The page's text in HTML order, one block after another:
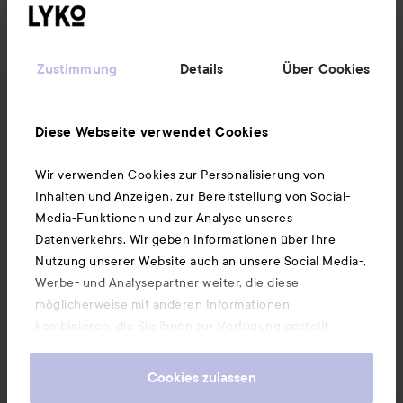
Zustimmung Details Über Cookies
Diese Webseite verwendet Cookies
Wir verwenden Cookies zur Personalisierung von
Inhalten und Anzeigen, zur Bereitstellung von Social-
Media-Funktionen und zur Analyse unseres
Datenverkehrs. Wir geben Informationen über Ihre
Nutzung unserer Website auch an unsere Social Media-,
Werbe- und Analysepartner weiter, die diese
möglicherweise mit anderen Informationen
kombinieren, die Sie ihnen zur Verfügung gestellt
gesammelt haben. Wenn Sie unsere Website weiterhin
Cookies zulassen
Informationen
Ebenfalls interessant
Unsere App herunterladen